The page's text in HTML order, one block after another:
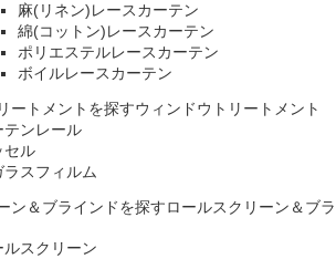
麻(リネン)レースカーテン
綿(コットン)レースカーテン
ポリエステルレースカーテン
ボイルレースカーテン
ウィンドウトリートメント
テンレール
セル
ラスフィルム
ロールスクリーン＆ブラ
ルスクリーン